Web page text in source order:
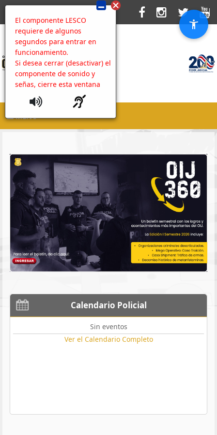
El componente LESCO
requiere de algunos
segundos para entrar en
funcionamiento.
Si desea cerrar (desactivar) el
componente de sonido y
señas, cierre esta ventana
MENU
Calendario Policial
Sin eventos
Ver el Calendario Completo